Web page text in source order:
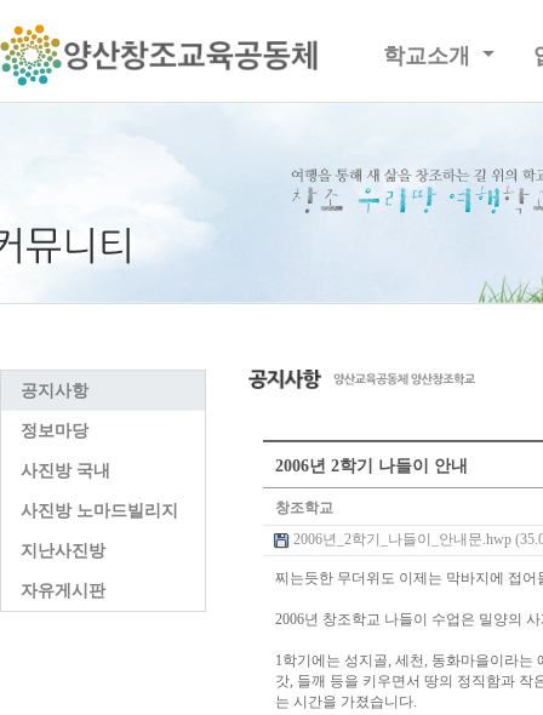
학교소개
공지사항
정보마당
사진방 국내
사진방 노마드빌리지
지난사진방
자유게시판
2006년 2학기 나들이 안내
창조학교
2006년_2학기_나들이_안내문.hwp
찌는듯한 무더위도 이제는 막바지에 접
2006년 창조학교 나들이 수업은 밀양의
1학기에는 성지골, 세천, 동화마을이라는
갓, 들깨 등을 키우면서 땅의 정직함과
는 시간을 가졌습니다.